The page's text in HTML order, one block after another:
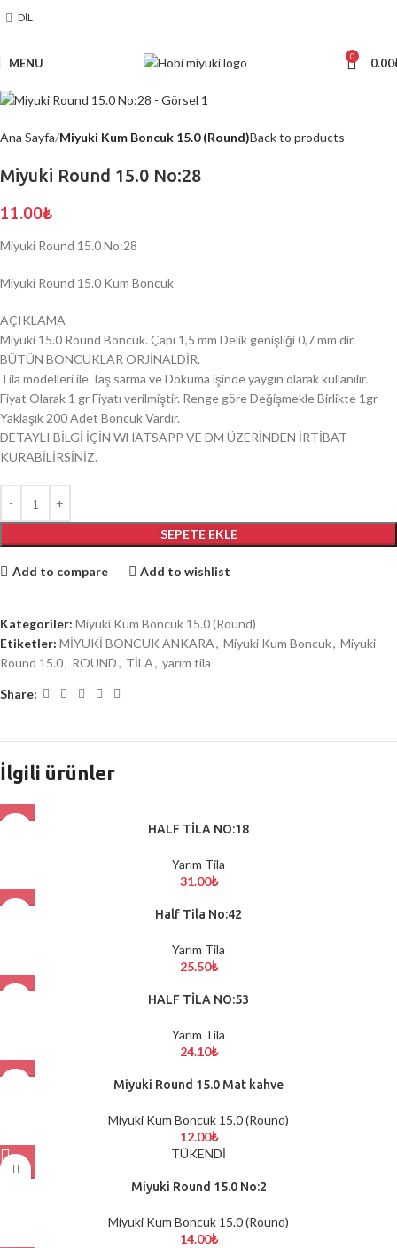
DIL
MENU 0 0.00
Ana Sayfa Miyuki Kum Boncuk 15.0 (Round)Back to products
Miyuki Round 15.0 No:28
11.00₺
Miyuki Round 15.0 No:28
Miyuki Round 15.0 Kum Boncuk
AÇIKLAMA
Miyuki 15.0 Round Boncuk. Çapı 1,5 mm Delik genişliği 0,7 mm dir.
BÜTÜN BONCUKLAR ORJİNALDİR.
Tila modelleri ile Taş sarma ve Dokuma işinde yaygın olarak kullanılır.
Fiyat Olarak 1 gr Fiyatı verilmiştir. Renge göre Değişmekle Birlikte 1gr
Yaklaşık 200 Adet Boncuk Vardır.
DETAYLI BİLGİ İÇİN WHATSAPP VE DM ÜZERİNDEN İRTİBAT
KURABİLİRSİNİZ.
SEPETE EKLE
Add to compare Add to wishlist
Kategoriler: Miyuki Kum Boncuk 15.0 (Round)
Etiketler: MİYUKİ BONCUK ANKARA, Miyuki Kum Boncuk, Miyuki
Round 15.0, ROUND, TİLA, yarım tila
Share:
İlgili ürünler
HALF TİLA NO:18
Yarım Tila
31.00₺
Half Tila No:42
Yarım Tila
25.50₺
HALF TİLA NO:53
Yarım Tila
24.10₺
Miyuki Round 15.0 Mat kahve
Miyuki Kum Boncuk 15.0 (Round)
12.00₺
TÜKENDİ
Miyuki Round 15.0 No:2
Miyuki Kum Boncuk 15.0 (Round)
14.00₺